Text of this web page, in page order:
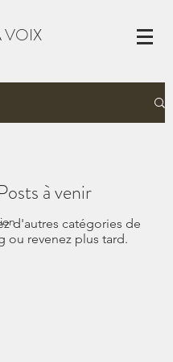
VOIX
à venir
d'autres catégories de
ou revenez plus tard.